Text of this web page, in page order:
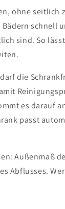
ohne seitlich
schnell
sind. So
die
es darauf
passt
Außenmaß
Abflusses.